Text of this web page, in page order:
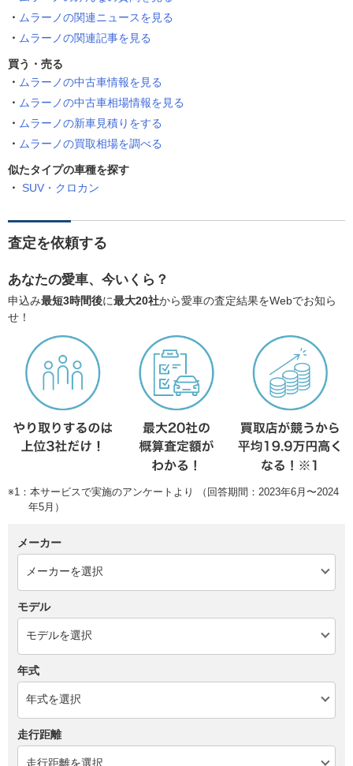
ムラーノの関連ニュースを見る
ムラーノの関連記事を見る
買う・売る
ムラーノの中古車情報を見る
ムラーノの中古車相場情報を見る
ムラーノの新車見積りをする
ムラーノの買取相場を調べる
似たタイプの車種を探す
SUV・クロカン
査定を依頼する
あなたの愛車、今いくら？
申込み最短3時間後に最大20社から愛車の査定結果をWebでお知ら
せ！
※1：本サービスで実施のアンケートより （回答期間：2023年6月〜2024
年5月）
メーカー
モデル
年式
走行距離